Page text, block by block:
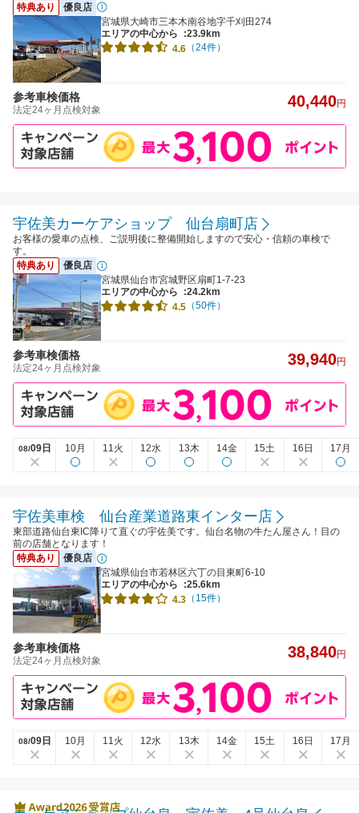
特典あり
優良店
宮城県大崎市三本木南谷地字千刈田274
エリアの中心から
:23.9km
4.6 （24件）
参考車検価格
法定24ヶ月点検対象 40,440円
宇佐美カーケアショップ 仙台扇町店
お客様の愛車の点検、ご説明後に整備開始しますので安心・信頼の車検で
す。
特典あり
優良店
宮城県仙台市宮城野区扇町1-7-23
エリアの中心から
:24.2km
4.5 （50件）
参考車検価格
法定24ヶ月点検対象 39,940円
08/09日 10月 11火 12水 13木 14金 15土 16日 17月
宇佐美車検 仙台産業道路東インター店
東部道路仙台東IC降りて直ぐの宇佐美です。仙台名物の牛たん屋さん！目の
前の店舗となります！
特典あり
優良店
宮城県仙台市若林区六丁の目東町6-10
エリアの中心から
:25.6km
4.3 （15件）
参考車検価格
法定24ヶ月点検対象 38,840円
08/09日 10月 11火 12水 13木 14金 15土 16日 17月